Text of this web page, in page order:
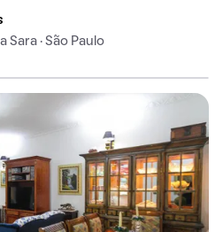
Sara · São Paulo